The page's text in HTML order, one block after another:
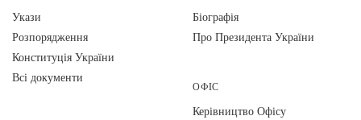
Укази
Розпорядження
Конституція України
Всі документи
Біографія
Про Президента України
ОФІС
Керівництво Офісу